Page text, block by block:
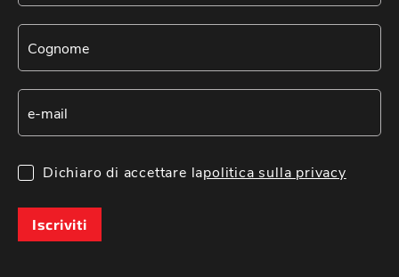
Dichiaro di accettare lapolitica sulla privacy
Iscriviti